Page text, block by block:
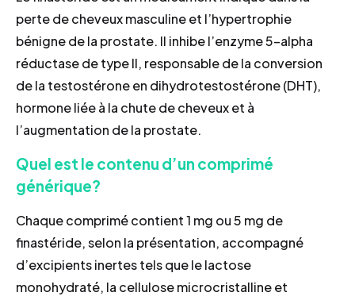
perte de cheveux masculine et l’hypertrophie
bénigne de la prostate. Il inhibe l’enzyme 5-alpha
réductase de type II, responsable de la conversion
de la testostérone en dihydrotestostérone (DHT),
hormone liée à la chute de cheveux et à
l’augmentation de la prostate.
Quel est le contenu d’un comprimé
générique?
Chaque comprimé contient 1 mg ou 5 mg de
finastéride, selon la présentation, accompagné
d’excipients inertes tels que le lactose
monohydraté, la cellulose microcristalline et